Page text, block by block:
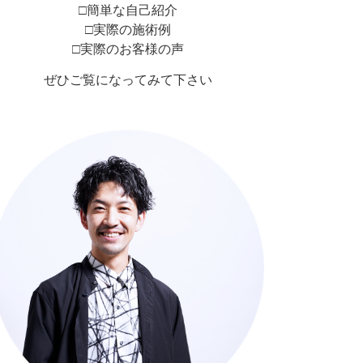
□簡単な自己紹介
□実際の施術例
□実際のお客様の声
ぜひご覧になってみて下さい